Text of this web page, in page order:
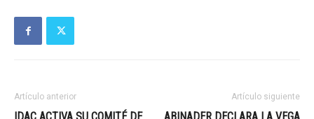
Artículo anterior Artículo siguiente